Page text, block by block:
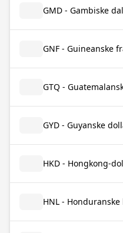
GMD - Gambiske
GNF - Guineanske
GTQ -
GYD - Guyanske
HKD - Hongkong-
HNL -